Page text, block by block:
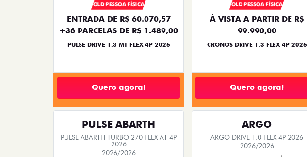
OLD PESSOA FÍSICA
ENTRADA DE R$ 60.070,57
+36 PARCELAS DE R$ 1.489,00
PULSE DRIVE 1.3 MT FLEX 4P 2026
Quero agora!
OLD PESSOA FÍSICA
À VISTA A PARTIR DE R$
99.990,00
CRONOS DRIVE 1.3 FLEX 4P 2026
Quero agora!
PULSE ABARTH
PULSE ABARTH TURBO 270 FLEX AT 4P
2026
2026/2026
ARGO
ARGO DRIVE 1.0 FLEX 4P 2026
2026/2026